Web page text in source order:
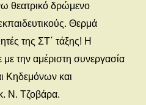
θεατρικό δρώμενο
Θερμά
της ΣΤ΄ τάξης! Η
την αμέριστη συνεργασία
Κηδεμόνων και
Ν. Τζοβάρα.